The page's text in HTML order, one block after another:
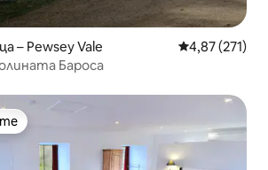
– Pewsey Vale Средна
4,87 (271)
Бароса